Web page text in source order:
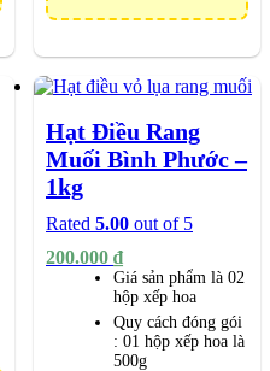
Hạt Điều Rang
Muối Bình Phước –
1kg
Rated 5.00 out of 5
200.000 ₫
Giá sản phẩm là 02
hộp xếp hoa
Quy cách đóng gói
: 01 hộp xếp hoa là
500g